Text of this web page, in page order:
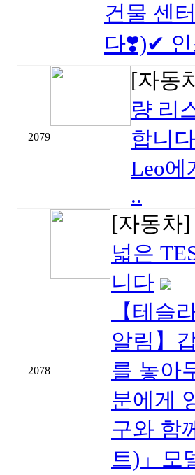
건물 센
다❣️)✔ 인
2079
[자동
량 리
합니
Leo
..
2078
[자동차]
넓은
니다
【테슬
알림】
를 놓아
분에게
구와 함
트)」모